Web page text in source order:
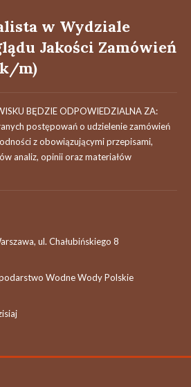
w Wydziale
Jakości Zamówień
m)
BĘDZIE ODPOWIEDZIALNA ZA:
postępowań o udzielenie zamówień
z obowiązującymi przepisami,
analiz, opinii oraz materiałów
ul. Chałubińskiego 8
Wodne Wody Polskie